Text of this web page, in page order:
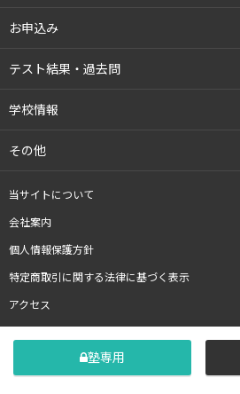
お申込み
テスト結果・過去問
学校情報
その他
当サイトについて
会社案内
個人情報保護方針
特定商取引に関する法律に基づく表示
アクセス
塾専用